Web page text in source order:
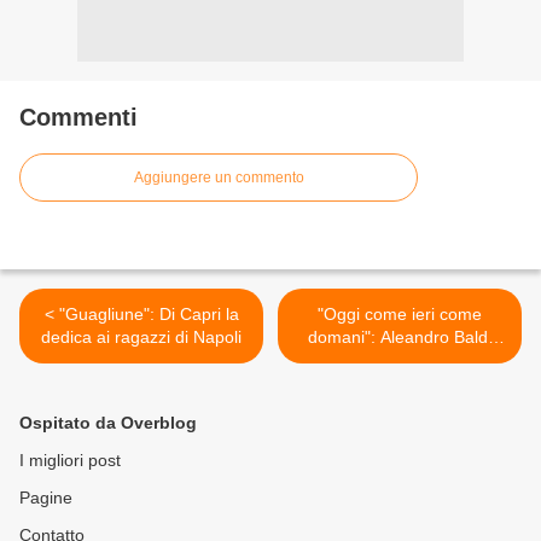
Commenti
Aggiungere un commento
< "Guagliune": Di Capri la
dedica ai ragazzi di Napoli
"Oggi come ieri come
domani": Aleandro Baldi
ripercorre il proprio film >
Ospitato da Overblog
I migliori post
Pagine
Contatto